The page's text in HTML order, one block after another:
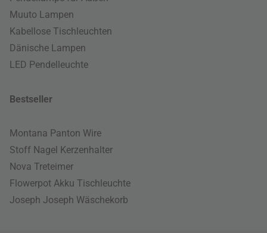
Muuto Lampen
Kabellose Tischleuchten
Dänische Lampen
LED Pendelleuchte
Bestseller
Montana Panton Wire
Stoff Nagel Kerzenhalter
Nova Treteimer
Flowerpot Akku Tischleuchte
Joseph Joseph Wäschekorb